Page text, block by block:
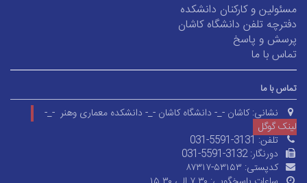
مسئولین و کارکنان دانشکده
دفترچه تلفن دانشگاه کاشان
پرسش و پاسخ
تماس با ما
تماس با ما
نشانی: کاشان -_- دانشگاه کاشان -_- دانشکده معماری وهنر -_-
لینک گوگل
تلفن:031-5591-3131
دورنگار:031-5591-3132
کدپستی: ۸۷۳۱۷-۵۳۱۵۳